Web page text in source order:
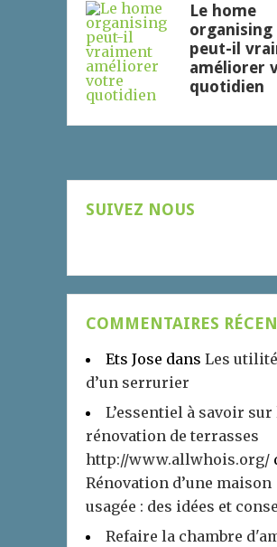
Le home
organising
peut-il
améliorer
quotidien
SUIVEZ NOUS
COMMENTAIRES
Ets Jose dans Les
d’un serrurier
L’essentiel à savoir sur
rénovation de terrasses
http://www.allwhois.org/
Rénovation d’une maison
usagée : des idées et
Refaire la chambre